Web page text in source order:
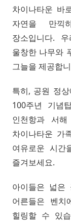
차이나타운 바
자연을 만끽
장소입니다.
울창한 나무와
그늘을 제공합
특히, 공원 정
100주년 기념
인천항과 서
차이나타운 가
여유로운 시간
즐겨보세요.
아이들은 넓은
어른들은 벤
힐링할 수 있